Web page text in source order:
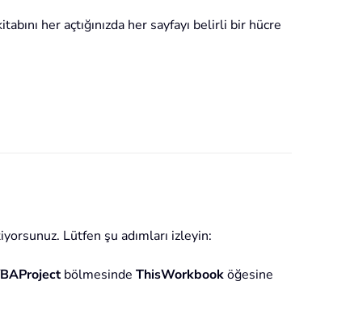
her açtığınızda her sayfayı belirli bir hücre
Lütfen şu adımları izleyin:
bölmesinde ThisWorkbooköğesine